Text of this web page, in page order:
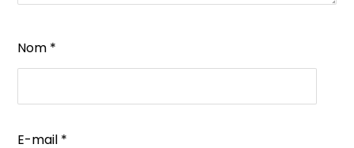
Nom *
E-mail *